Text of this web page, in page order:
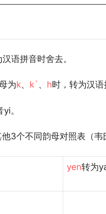
语拼音时舍去。
为k、 k` 、 h时，转为汉
。
3个不同韵母对照表（韦
yen转为